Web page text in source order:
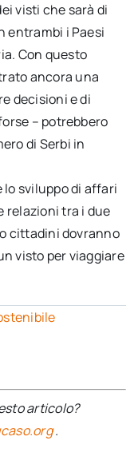
visti che sarà di
entrambi i Paesi
Con questo
ancora una
decisioni e di
– potrebbero
di Serbi in
sviluppo di affari
relazioni tra i due
cittadini dovranno
visto per viaggiare
articolo?
.